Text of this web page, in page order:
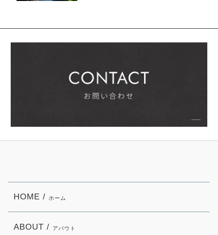
HOME / ホーム
ABOUT / アバウト